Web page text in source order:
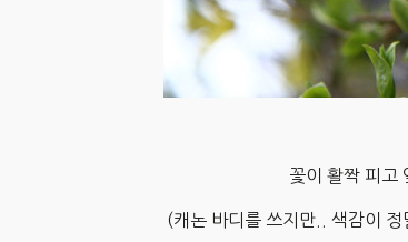
꽃이 활짝 피고
(캐논 바디를 쓰지만.. 색감이